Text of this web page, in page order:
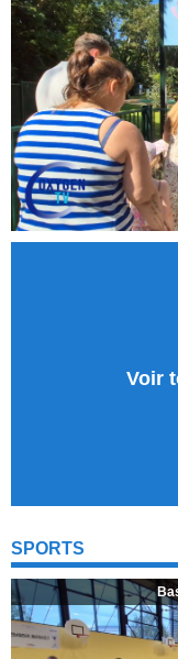
Voir
SPORTS